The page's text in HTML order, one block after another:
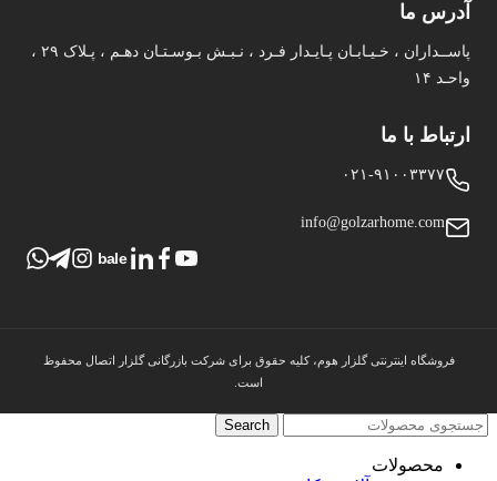
bale
آدرس ما
پاســداران ، خـیـابـان پـایـدار فـرد ، نـبـش بـوسـتـان دهـم ، پـلاک ۲۹ ،
واحـد ۱۴
ارتباط با ما
۰۲۱-۹۱۰۰۳۳۷۷
info@golzarhome.com
فروشگاه اینترنتی گلزار هوم، کلیه حقوق برای شرکت بازرگانی گلزار اتصال محفوظ
است.
Search
محصولات